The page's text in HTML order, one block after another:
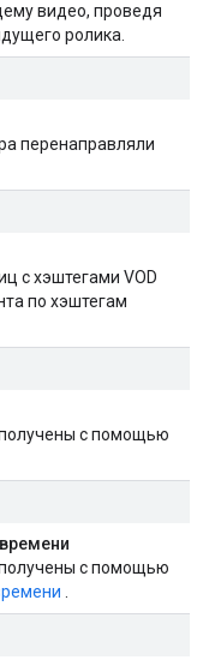
видео, проведя
ролика.
перенаправляли
с хэштегами VOD
по хэштегам
с помощью
с помощью